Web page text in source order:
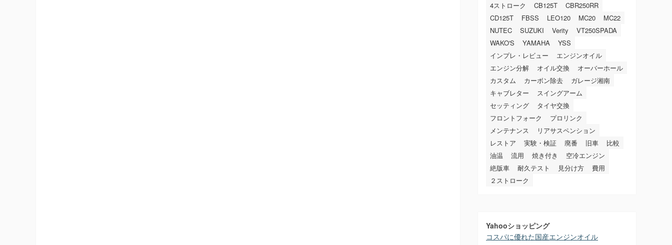
4ストローク CB125T
CBR250RR
CD125T
FBSS LEO120 MC20
MC22
NUTEC
SUZUKI Verity
VT250SPADA
WAKO'S
YAMAHA
YSS
インプレ・レビュー
エンジンオイル
エンジン分解
オイル交換
オーバーホール
カスタム
カーボン除去
ガレージ湘南
キャブレター
スイングアーム
セッティング
タイヤ交換
フロントフォーク
プロリンク
メンテナンス
リアサスペンション
レストア
実験・検証 廃番 旧車
比較
油温
流用 焼き付き
空冷エンジン
絶版車
耐久テスト 見分け方
費用
２ストローク
Yahooショッピング
コスパに優れた国産エンジンオイル